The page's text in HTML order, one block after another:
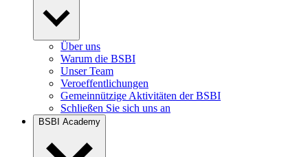
Über uns
Warum die BSBI
Unser Team
Veroeffentlichungen
Gemeinnützige Aktivitäten der BSBI
Schließen Sie sich uns an
BSBI Academy